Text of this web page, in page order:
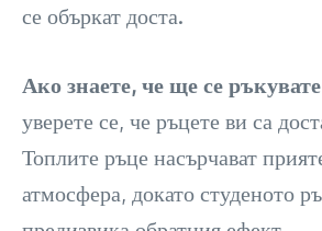
се объркат доста.
Ако знаете, че ще се
уверете се, че ръцете ви са
Топлите ръце насърчават
атмосфера, докато студеното